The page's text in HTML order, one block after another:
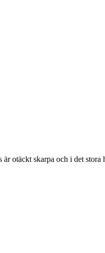
otäckt skarpa och i det